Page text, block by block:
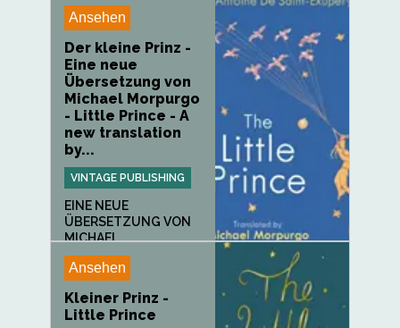
Ansehen
Der kleine Prinz -
Eine neue
Übersetzung von
Michael Morpurgo
- Little Prince - A
new translation
by...
VINTAGE PUBLISHING
EINE NEUE
ÜBERSETZUNG VON
MICHAEL
MORPURGO.Wenn...
Ansehen
Kleiner Prinz -
Little Prince